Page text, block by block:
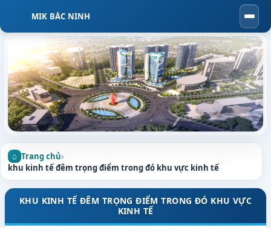
MIK BẮC NINH
Trang chủ›
khu kinh tế đêm trọng điểm trong đó khu vực kinh tế
KHU KINH TẾ ĐÊM TRỌNG ĐIỂM TRONG ĐÓ KHU VỰC
KINH TẾ